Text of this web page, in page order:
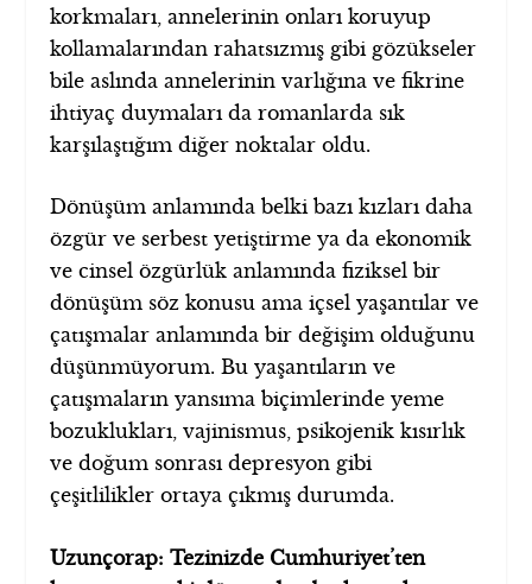
korkmaları, annelerinin onları koruyup
kollamalarından rahatsızmış gibi gözükseler
bile aslında annelerinin varlığına ve fikrine
ihtiyaç duymaları da romanlarda sık
karşılaştığım diğer noktalar oldu.
Dönüşüm anlamında belki bazı kızları daha
özgür ve serbest yetiştirme ya da ekonomik
ve cinsel özgürlük anlamında fiziksel bir
dönüşüm söz konusu ama içsel yaşantılar ve
çatışmalar anlamında bir değişim olduğunu
düşünmüyorum. Bu yaşantıların ve
çatışmaların yansıma biçimlerinde yeme
bozuklukları, vajinismus, psikojenik kısırlık
ve doğum sonrası depresyon gibi
çeşitlilikler ortaya çıkmış durumda.
Uzunçorap: Tezinizde Cumhuriyet’ten